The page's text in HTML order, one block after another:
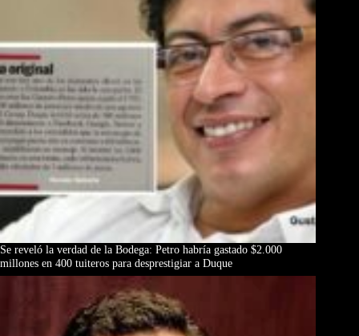
Se reveló la verdad de la Bodega: Petro habría gastado $2.000
millones en 400 tuiteros para desprestigiar a Duque